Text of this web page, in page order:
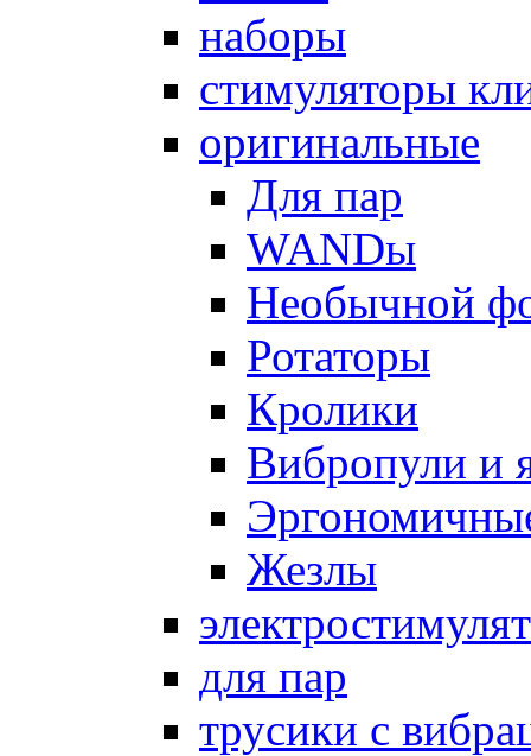
наборы
стимуляторы
оригинальные
Для пар
WANDы
Необычной
Ротаторы
Кролики
Вибропули и
Жезлы
для пар
трусики с